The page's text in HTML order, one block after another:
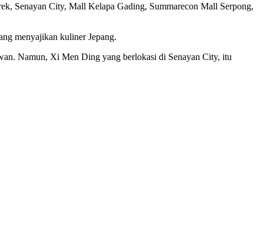
Senayan City, Mall Kelapa Gading, Summarecon Mall Serpong,
menyajikan kuliner Jepang.
Namun, Xi Men Ding yang berlokasi di Senayan City, itu